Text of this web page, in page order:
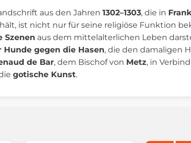
aus den Jahren 1302–1303, die in
ist nicht nur für seine religiöse Funktion
Szenen aus dem mittelalterlichen Leben
Hunde gegen die Hasen, die den damaligen
de Bar, dem Bischof von Metz, in
gotische Kunst.